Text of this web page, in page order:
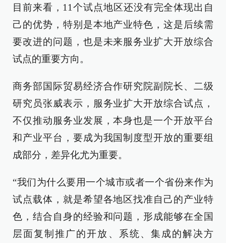
目前来看，11个试点地区还没有完全体现出自
己的优势，特别是本地产业特色，这是后续需
要改进的问题，也是未来服务业扩大开放综合
试点的重要方向。
商务部国际贸易经济合作研究院副院长、二级
研究员张威表示，服务业扩大开放综合试点，
不仅推动服务业发展，本身也是一个开放平台
和产业平台，要成为我国制度型开放的重要组
成部分，差异化尤为重要。
“我们为什么要用一个城市或者一个省份来作为
试点载体，就是希望各地区找准自己的产业特
色，结合自身的经验和问题，形成能够在全国
层面复制推广的开放、系统、集成的解决方